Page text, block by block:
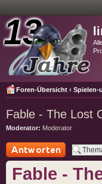
Foren-Übersicht ‹ Spielen-
Fable - The Lost
Moderator: Moderator
Antwort schreiben
Fable -